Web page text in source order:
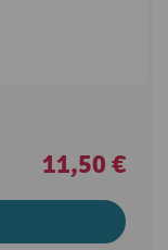
11,50 €